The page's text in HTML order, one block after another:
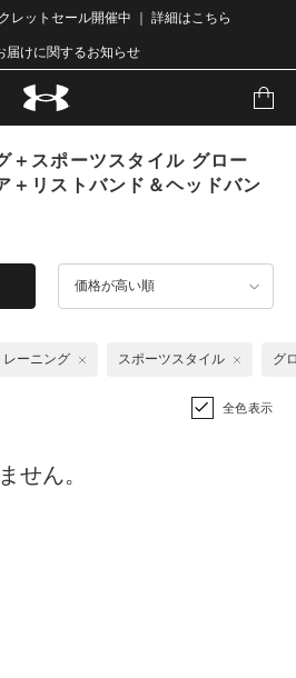
レットセール開催中 ｜ 詳細はこちら
届けに関するお知らせ
＋スポーツスタイル グロー
＋リストバンド＆ヘッドバン
価格が高い順
レーニング スポーツスタイル グ
全色表示
せん。